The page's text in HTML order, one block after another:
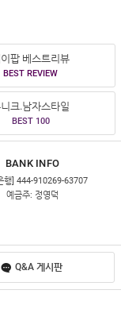
팝 베스트리뷰
BEST REVIEW
크.남자스타일
BEST 100
BANK INFO
행] 444-910269-63707
예금주: 정영덕
Q&A 게시판